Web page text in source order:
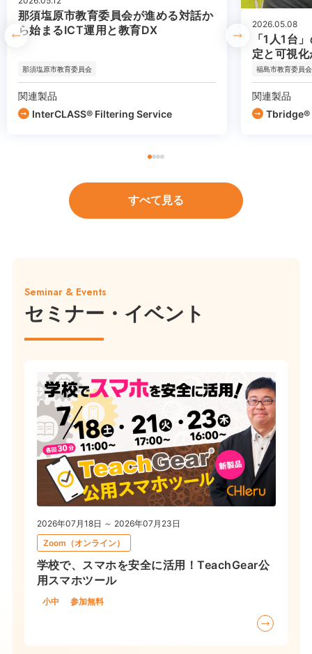
那須塩原市教育委員会が進める対話か
ら始まるICT運用と教育DX
那須塩原市教育委員会
関連製品
InterCLASS®︎ Filtering Service
2026.05.08
「1人1台
定と可視
福島市教育委員会
関連製品
Tbridge®
すべて見る
Seminar & Events
セミナー・イベント
2026年07月18日 ～ 2026年07月23日
Zoom（オンライン）
学校で、スマホを安全に活用！TeachGear公
用スマホツール
小中 参加無料